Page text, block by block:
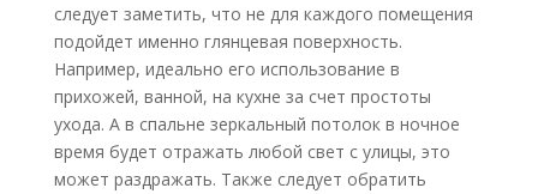
следует заметить, что не для каждого помещения
подойдет именно глянцевая поверхность.
Например, идеально его использование в
прихожей, ванной, на кухне за счет простоты
ухода. А в спальне зеркальный потолок в ночное
время будет отражать любой свет с улицы, это
может раздражать. Также следует обратить